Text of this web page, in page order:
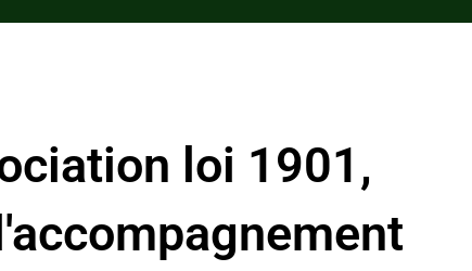
loi 1901,